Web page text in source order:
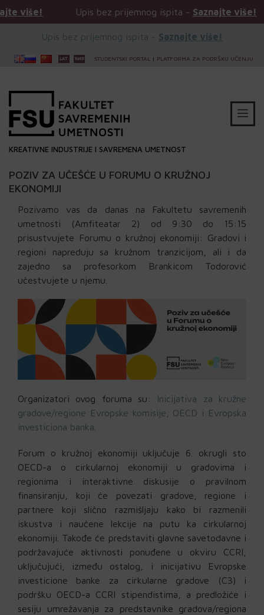
Upis bez prijemnog ispita -Saznajte više!
Upis bez prijemnog ispita - Saznajte više!
STUDENTSKI PORTAL | PLATFORMA ZA PODRŠKU UČENJU
KREATIVNE INDUSTRIJE I SAVREMENA UMETNOST
POZIV ZA UČEŠĆE U FORUMU O KRUŽNOJ
EKONOMIJI
Pozivamo vas da danas na Fakultetu savremenih
umetnosti (Amfiteatar 2) od 9:30 do 15:15
prisustvujete Forumu o kružnoj ekonomiji: Gradovi i
regioni napreduju sa kružnom tranzicijom, ali i da
zajedno sa profesorkom
Brankicom Todorović
učestvujete u njemu.
Organizatori ovog foruma su: Inicijativa za kružne
gradove/regione Evropske komisije, OECD i Evropska
investiciona banka
Forum o kružnoj ekonomiji uključuje 6. okrugli sto
OECD-a o cirkularnoj ekonomiji u gradovima i
regionima i interaktivne diskusije o pravilnom
finansiranju, koji će povezati gradove, regione i
partnere koji slično razmišljaju kako bi razmenili
iskustva i naučene lekcije na putu ka cirkularnoj
ekonomiji. Takođe će predstaviti glavne savetodavne i
podržavajuće aktivnosti ponuđene u okviru CCRI,
uključujući, između ostalog, i inicijativu Evropske
investicione banke za cirkularne gradove (C3) i
podršku OECD-a CCRI stipendistima, a predložiće i
sesiju umrežavanja za predstavnike gradova/regiona